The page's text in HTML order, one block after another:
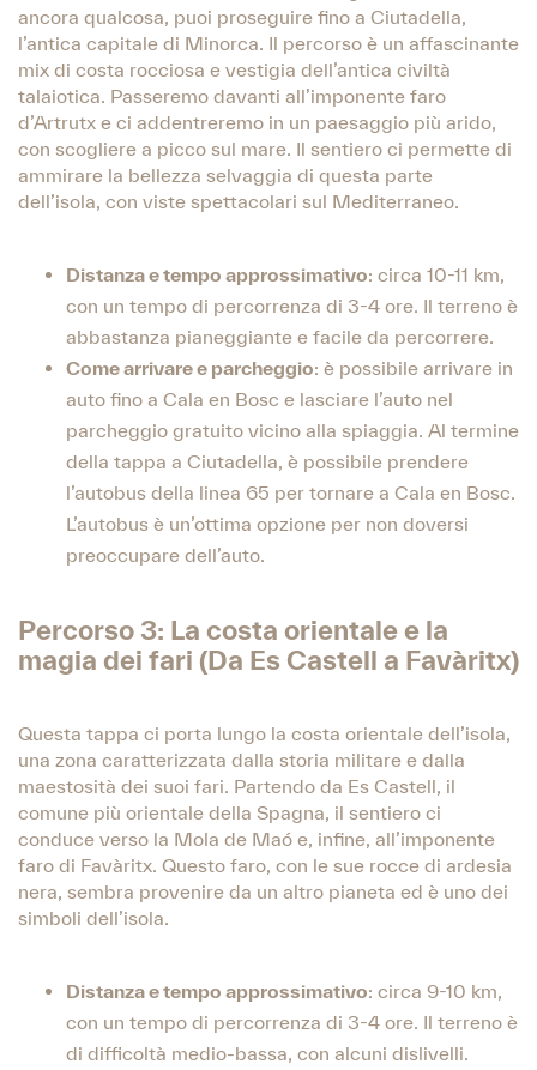
ancora qualcosa, puoi proseguire fino a Ciutadella,
l’antica capitale di Minorca. Il percorso è un affascinante
mix di costa rocciosa e vestigia dell’antica civiltà
talaiotica. Passeremo davanti all’imponente faro
d’Artrutx e ci addentreremo in un paesaggio più arido,
con scogliere a picco sul mare. Il sentiero ci permette di
ammirare la bellezza selvaggia di questa parte
dell’isola, con viste spettacolari sul Mediterraneo.
Distanza e tempo approssimativo: circa 10-11 km,
con un tempo di percorrenza di 3-4 ore. Il terreno è
abbastanza pianeggiante e facile da percorrere.
Come arrivare e parcheggio: è possibile arrivare in
auto fino a Cala en Bosc e lasciare l’auto nel
parcheggio gratuito vicino alla spiaggia. Al termine
della tappa a Ciutadella, è possibile prendere
l’autobus della linea 65 per tornare a Cala en Bosc.
L’autobus è un’ottima opzione per non doversi
preoccupare dell’auto.
Percorso 3: La costa orientale e la
magia dei fari (Da Es Castell a Favàritx)
Questa tappa ci porta lungo la costa orientale dell’isola,
una zona caratterizzata dalla storia militare e dalla
maestosità dei suoi fari. Partendo da Es Castell, il
comune più orientale della Spagna, il sentiero ci
conduce verso la Mola de Maó e, infine, all’imponente
faro di Favàritx. Questo faro, con le sue rocce di ardesia
nera, sembra provenire da un altro pianeta ed è uno dei
simboli dell’isola.
Distanza e tempo approssimativo: circa 9-10 km,
con un tempo di percorrenza di 3-4 ore. Il terreno è
di difficoltà medio-bassa, con alcuni dislivelli.